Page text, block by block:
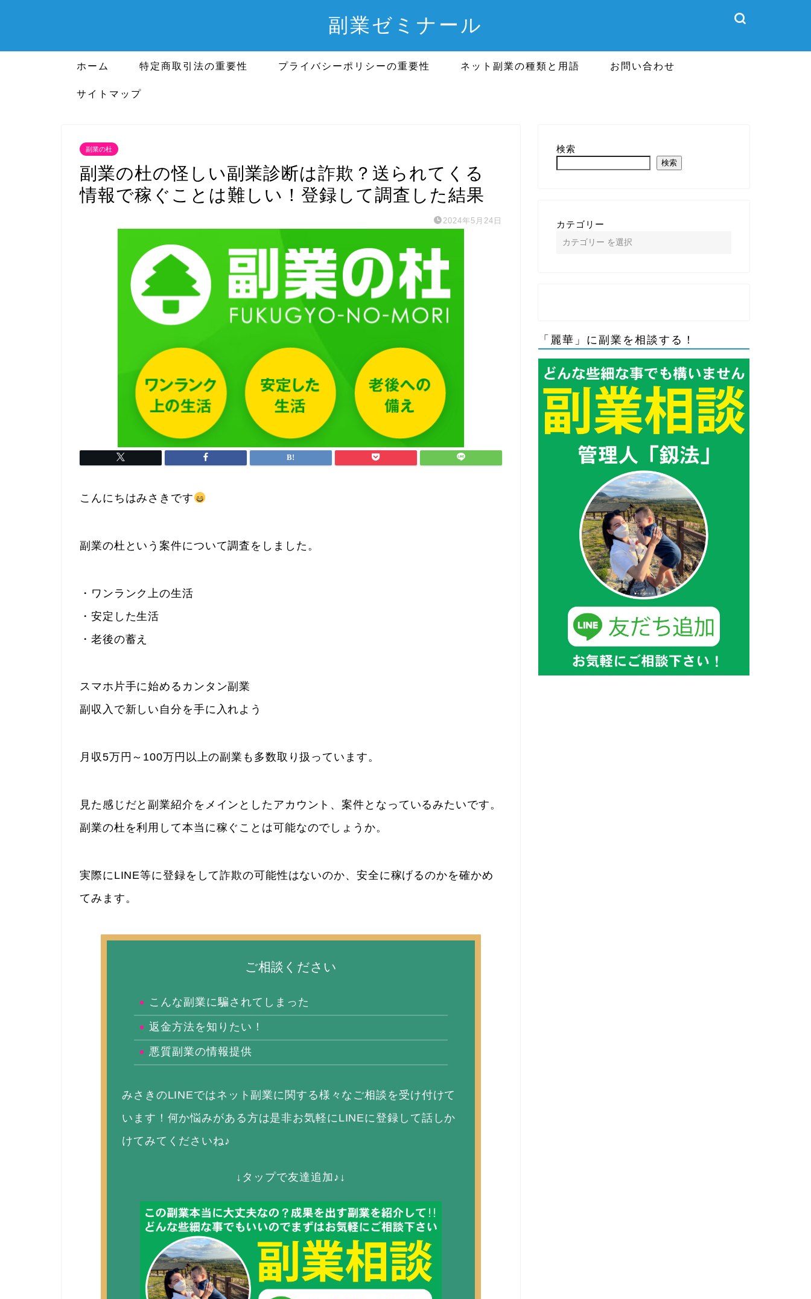
副業ゼミナール
ホーム 特定商取引法の重要性 プライバシーポリシーの重要性 ネット副業の種類と用語 お問い合わせ
サイトマップ
副業の杜
副業の杜の怪しい副業診断は詐欺？送られてくる
情報で稼ぐことは難しい！登録して調査した結果
2024年5月24日
こんにちはみさきです
副業の杜という案件について調査をしました。
・ワンランク上の生活
・安定した生活
・老後の蓄え
スマホ片手に始めるカンタン副業
副収入で新しい自分を手に入れよう
月収5万円～100万円以上の副業も多数取り扱っています。
見た感じだと副業紹介をメインとしたアカウント、案件となっているみたいです。
副業の杜を利用して本当に稼ぐことは可能なのでしょうか。
実際にLINE等に登録をして詐欺の可能性はないのか、安全に稼げるのかを確かめ
てみます。
ご相談ください
こんな副業に騙されてしまった
返金方法を知りたい！
悪質副業の情報提供
みさきのLINEではネット副業に関する様々なご相談を受け付けて
います！何か悩みがある方は是非お気軽にLINEに登録して話しか
けてみてくださいね♪
↓タップで友達追加♪↓
検索
検索
カテゴリー
「麗華」に副業を相談する！